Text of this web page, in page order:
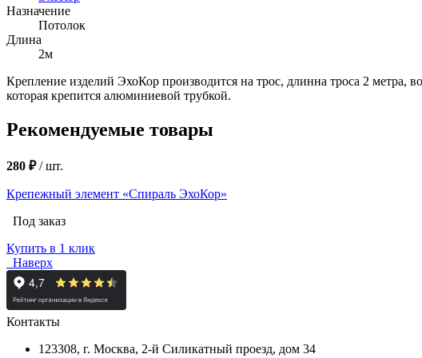
Назначение
Потолок
Длина
2м
Крепление изделий ЭхоКор производится на трос, длинна троса 2
которая крепится алюминиевой трубкой.
Рекомендуемые товары
280 ₽/шт.
Крепежный элемент «Спираль ЭхоКор»
Под заказ
Купить в 1 клик
Наверх
Контакты
123308, г. Москва, 2-й Силикатный проезд, дом 34